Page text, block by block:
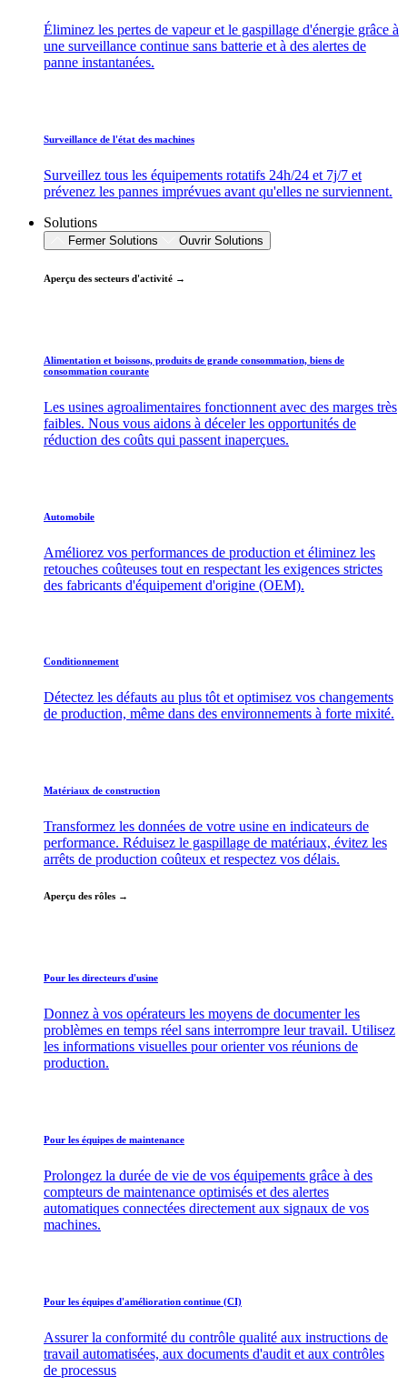
Éliminez les pertes de vapeur et le gaspillage d'énergie grâce à
une surveillance continue sans batterie et à des alertes de
panne instantanées.
Surveillance de l'état des machines
Surveillez tous les équipements rotatifs 24h/24 et 7j/7 et
prévenez les pannes imprévues avant qu'elles ne surviennent.
Solutions
Fermer Solutions Ouvrir Solutions
Aperçu des secteurs d'activité →
Alimentation et boissons, produits de grande consommation, biens de
consommation courante
Les usines agroalimentaires fonctionnent avec des marges très
faibles. Nous vous aidons à déceler les opportunités de
réduction des coûts qui passent inaperçues.
Automobile
Améliorez vos performances de production et éliminez les
retouches coûteuses tout en respectant les exigences strictes
des fabricants d'équipement d'origine (OEM).
Conditionnement
Détectez les défauts au plus tôt et optimisez vos changements
de production, même dans des environnements à forte mixité.
Matériaux de construction
Transformez les données de votre usine en indicateurs de
performance. Réduisez le gaspillage de matériaux, évitez les
arrêts de production coûteux et respectez vos délais.
Aperçu des rôles →
Pour les directeurs d'usine
Donnez à vos opérateurs les moyens de documenter les
problèmes en temps réel sans interrompre leur travail. Utilisez
les informations visuelles pour orienter vos réunions de
production.
Pour les équipes de maintenance
Prolongez la durée de vie de vos équipements grâce à des
compteurs de maintenance optimisés et des alertes
automatiques connectées directement aux signaux de vos
machines.
Pour les équipes d'amélioration continue (CI)
Assurer la conformité du contrôle qualité aux instructions de
travail automatisées, aux documents d'audit et aux contrôles
de processus